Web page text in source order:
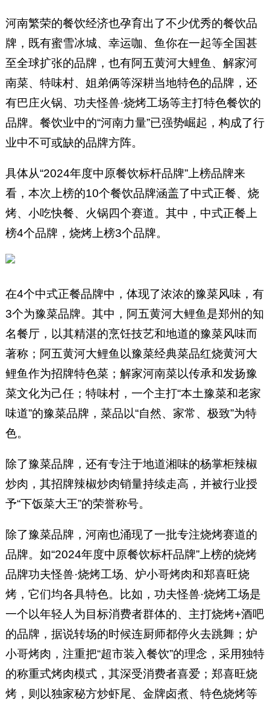
河南繁荣的餐饮经济也孕育出了不少优秀的餐饮品
牌，既有蜜雪冰城、幸运咖、鱼你在一起等全国甚
至全球扩张的品牌，也有阿五黄河大鲤鱼、解家河
南菜、特味村、姐弟俩等深耕当地特色的品牌，还
有巴庄火锅、功夫怪兽·烧烤工场等主打特色餐饮的
品牌。餐饮业中的“河南力量”已强势崛起，构成了行
业中不可或缺的品牌方阵。
具体从“2024年度中原餐饮标杆品牌”上榜品牌来
看，本次上榜的10个餐饮品牌涵盖了中式正餐、烧
烤、小吃快餐、火锅四个赛道。其中，中式正餐上
榜4个品牌，烧烤上榜3个品牌。
在4个中式正餐品牌中，体现了浓浓的豫菜风味，有
3个为豫菜品牌。其中，阿五黄河大鲤鱼是郑州的知
名餐厅，以其精湛的烹饪技艺和地道的豫菜风味而
著称；阿五黄河大鲤鱼以豫菜经典菜品红烧黄河大
鲤鱼作为招牌特色菜；解家河南菜以传承和发扬豫
菜文化为己任；特味村，一个主打“本土豫菜和老家
味道”的豫菜品牌，菜品以“自然、家常、极致”为特
色。
除了豫菜品牌，还有专注于地道湘味的杨掌柜辣椒
炒肉，其招牌辣椒炒肉销量持续走高，并被行业授
予“下饭菜大王”的荣誉称号。
除了豫菜品牌，河南也涌现了一批专注烧烤赛道的
品牌。如“2024年度中原餐饮标杆品牌”上榜的烧烤
品牌功夫怪兽·烧烤工场、炉小哥烤肉和郑喜旺烧
烤，它们均各具特色。比如，功夫怪兽·烧烤工场是
一个以年轻人为目标消费者群体的、主打烧烤+酒吧
的品牌，据说转场的时候连厨师都停火去跳舞；炉
小哥烤肉，注重把“超市装入餐饮”的理念，采用独特
的称重式烤肉模式，其深受消费者喜爱；郑喜旺烧
烤，则以独家秘方炒虾尾、金牌卤煮、特色烧烤等